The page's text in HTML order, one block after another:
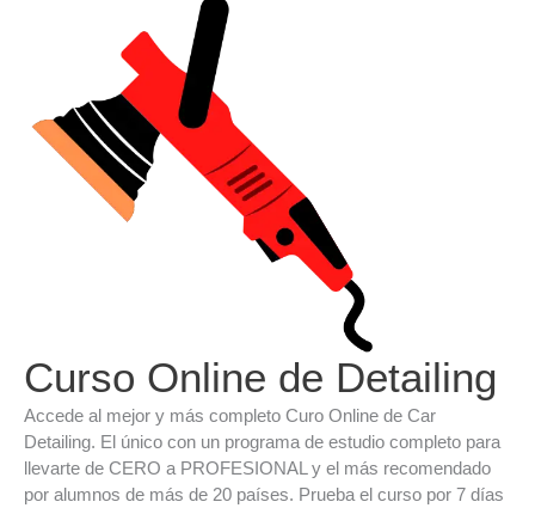
Curso Online de Detailing
Accede al mejor y más completo Curo Online de Car
Detailing. El único con un programa de estudio completo para
llevarte de CERO a PROFESIONAL y el más recomendado
por alumnos de más de 20 países. Prueba el curso por 7 días